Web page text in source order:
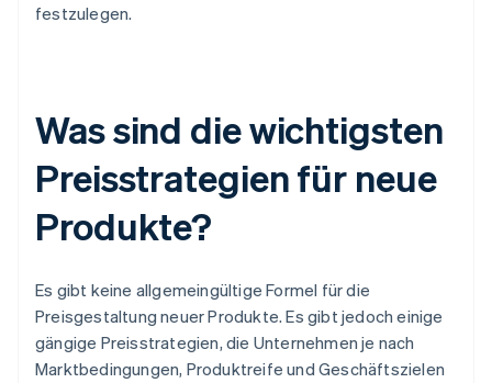
festzulegen.
Was sind die wichtigsten
Preisstrategien für neue
Produkte?
Es gibt keine allgemeingültige Formel für die
Preisgestaltung neuer Produkte. Es gibt jedoch einige
gängige Preisstrategien, die Unternehmen je nach
Marktbedingungen, Produktreife und Geschäftszielen